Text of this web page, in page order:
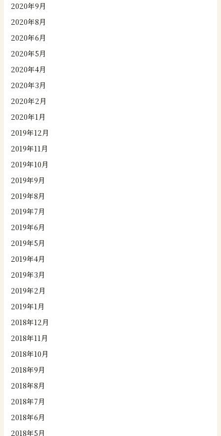
2020年9月
2020年8月
2020年6月
2020年5月
2020年4月
2020年3月
2020年2月
2020年1月
2019年12月
2019年11月
2019年10月
2019年9月
2019年8月
2019年7月
2019年6月
2019年5月
2019年4月
2019年3月
2019年2月
2019年1月
2018年12月
2018年11月
2018年10月
2018年9月
2018年8月
2018年7月
2018年6月
2018年5月